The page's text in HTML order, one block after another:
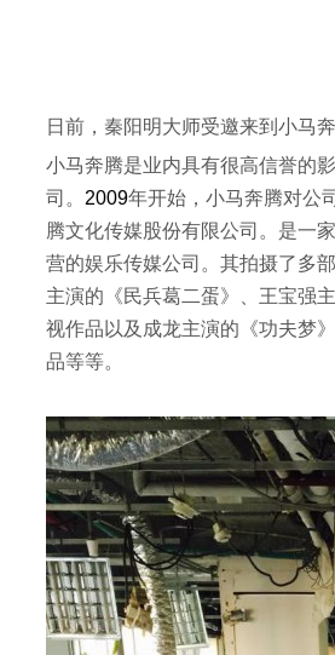
日前，秦阳明大师受邀来到小马
小马奔腾是业内具有很高信誉的
司。 2009年开始，小马奔腾对公
腾文化传媒股份有限公司。是一
营的娱乐传媒公司。其拍摄了多
主演的《民兵葛二蛋》、王宝强
视作品以及成龙主演的《功夫梦
品等等。